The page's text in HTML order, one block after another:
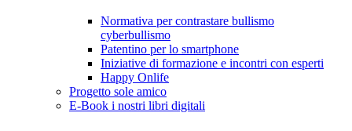
Normativa per contrastare bullismo
cyberbullismo
Patentino per lo smartphone
Iniziative di formazione e incontri con esperti
Happy Onlife
Progetto sole amico
E-Book i nostri libri digitali